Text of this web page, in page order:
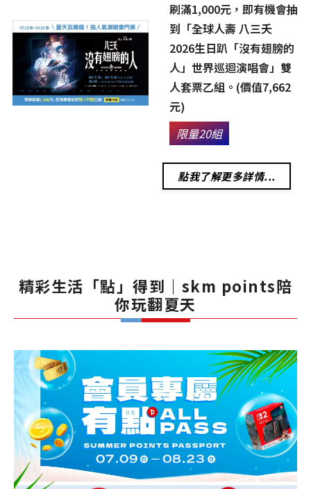
刷滿1,000元，即有機會抽
到「全球人壽 八三夭
2026生日趴「沒有翅膀的
人」世界巡迴演唱會」雙
人套票乙組。(價值7,662
元)
限量20組
點我了解更多詳情...
精彩生活「點」得到｜skm points陪
你玩翻夏天